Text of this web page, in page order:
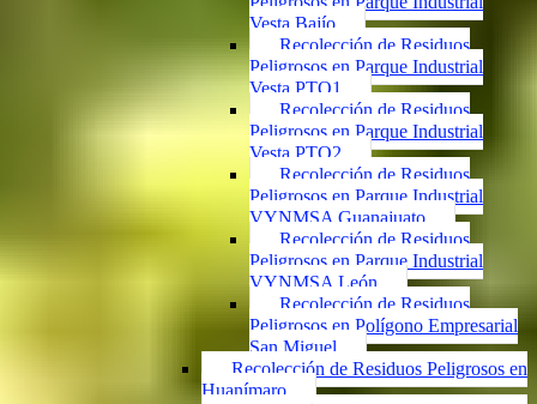
Vesta Bajío
Recolección de Residuos
Peligrosos en Parque Industrial
Vesta PTO1
Recolección de Residuos
Peligrosos en Parque Industrial
Vesta PTO2
Recolección de Residuos
Peligrosos en Parque Industrial
VYNMSA Guanajuato
Recolección de Residuos
Peligrosos en Parque Industrial
VYNMSA León
Recolección de Residuos
Peligrosos en Polígono Empresarial
San Miguel
Recolección de Residuos Peligrosos en
Huanímaro